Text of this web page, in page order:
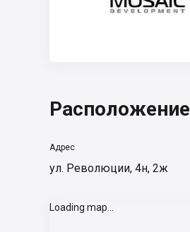
Расположение
Адрес
ул. Революции, 4н, 2ж
Loading map...